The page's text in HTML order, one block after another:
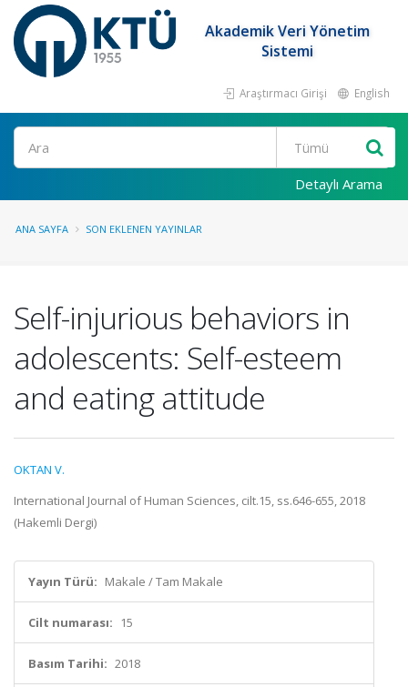
Akademik Veri Yönetim
Sistemi
Araştırmacı Girişi English
Ara
Detaylı Arama
ANA SAYFA SON EKLENEN YAYINLAR
Self-injurious behaviors in
adolescents: Self-esteem
and eating attitude
OKTAN V.
International Journal of Human Sciences, cilt.15, ss.646-655, 2018
(Hakemli Dergi)
Yayın Türü: Makale / Tam Makale
Cilt numarası: 15
Basım Tarihi: 2018